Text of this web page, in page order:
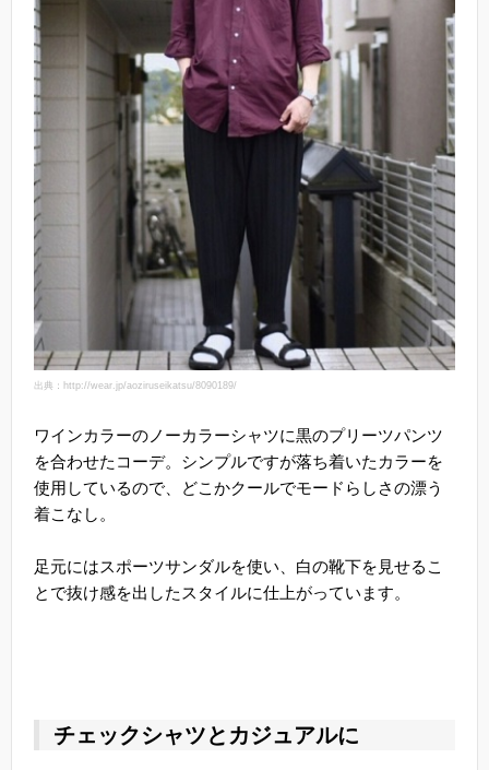
出典：http://wear.jp/aoziruseikatsu/8090189/
ワインカラーのノーカラーシャツに黒のプリーツパンツ
を合わせたコーデ。シンプルですが落ち着いたカラーを
使用しているので、どこかクールでモードらしさの漂う
着こなし。
足元にはスポーツサンダルを使い、白の靴下を見せるこ
とで抜け感を出したスタイルに仕上がっています。
チェックシャツとカジュアルに